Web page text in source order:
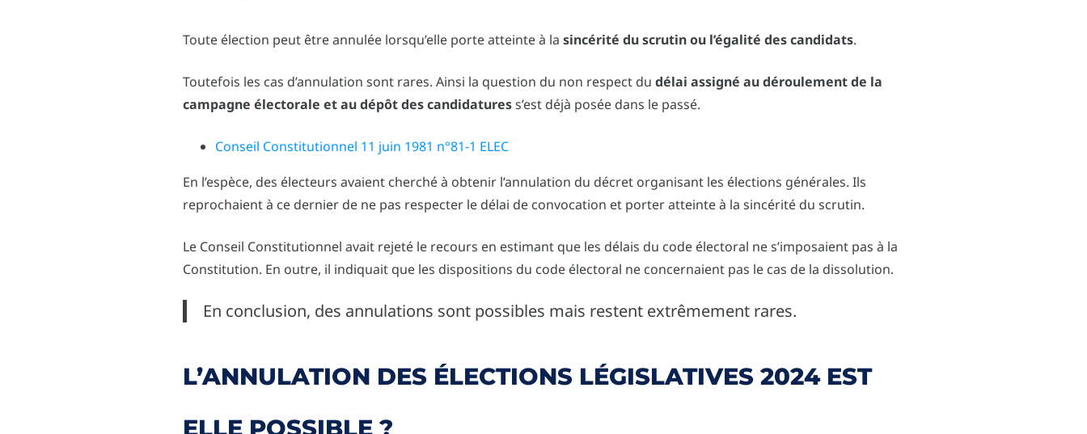
Toute élection peut être annulée lorsqu’elle porte atteinte à la sincérité du scrutin ou l’égalité des candidats.
Toutefois les cas d’annulation sont rares. Ainsi la question du non respect du délai assigné au déroulement de la
campagne électorale et au dépôt des candidaturess’est déjà posée dans le passé.
Conseil Constitutionnel 11 juin 1981 n°81-1 ELEC
En l’espèce, des électeurs avaient cherché à obtenir l’annulation du décret organisant les élections générales. Ils
reprochaient à ce dernier de ne pas respecter le délai de convocation et porter atteinte à la sincérité du scrutin.
Le Conseil Constitutionnel avait rejeté le recours en estimant que les délais du code électoral ne s’imposaient pas à la
Constitution. En outre, il indiquait que les dispositions du code électoral ne concernaient pas le cas de la dissolution.
En conclusion, des annulations sont possibles mais restent extrêmement rares.
L’ANNULATION DES ÉLECTIONS LÉGISLATIVES 2024 EST
ELLE POSSIBLE ?